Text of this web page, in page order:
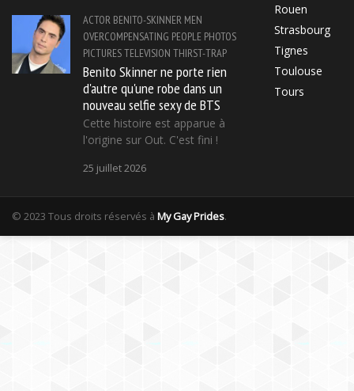
ACTOR BENITO-SKINNER MEN
OVERCOMPENSATING PEOPLE PHOTOS
PICTURESTELEVISION THIRST-TRAP
Benito Skinner ne porte rien
d'autre qu'une robe dans un
nouveau selfie sexy de BTS
Cette histoire est apparue à
l'origine sur Out. C'est fini !
25 juillet 2026
Rouen
Strasbourg
Tignes
Toulouse
Tours
© 2023 Tous droits réservés à My Gay Prides.